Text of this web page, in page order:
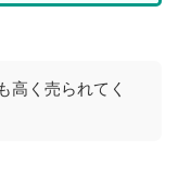
高く売られてく